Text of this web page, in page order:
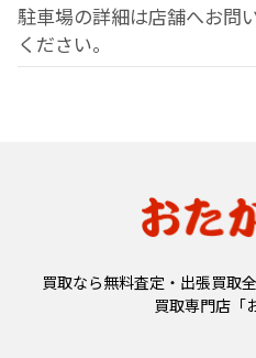
駐車場の詳細は店舗へお問
ください。
買取なら無料査定・出張買取
買取専門店「